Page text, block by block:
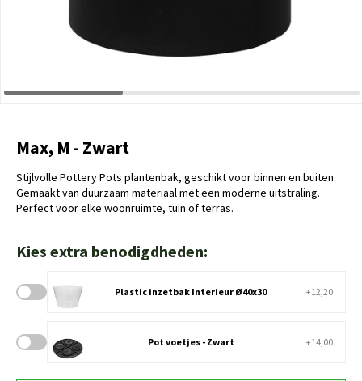
Max, M - Zwart
Stijlvolle Pottery Pots plantenbak, geschikt voor binnen en buiten.
Gemaakt van duurzaam materiaal met een moderne uitstraling.
Perfect voor elke woonruimte, tuin of terras.
Kies extra benodigdheden:
Plastic inzetbak Interieur Ø40x30 +12,20
Pot voetjes - Zwart +14,00